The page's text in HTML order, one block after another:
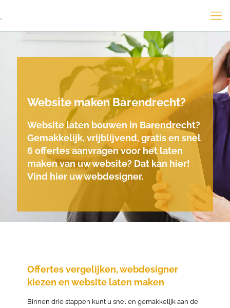
.
Website maken Barendrecht?
Website laten bouwen in Barendrecht?
Gemakkelijk, vrijblijvend, gratis en snel
6 offertes aanvragen voor het laten
maken van uw website? Dat kan hier!
Vind hier uw webdesigner.
Offertes vergelijken, webdesigner
kiezen en website laten maken
Binnen drie stappen kunt u snel en gemakkelijk aan de